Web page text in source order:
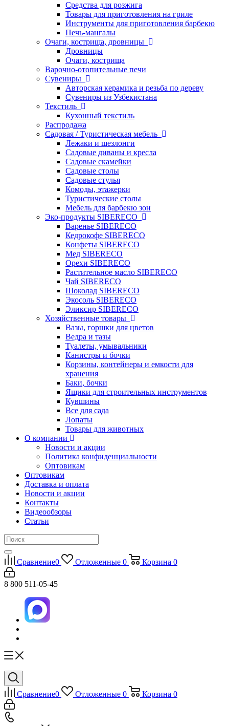
Средства для розжига
Товары для приготовления на гриле
Инструменты для приготовления барбекю
Печь-мангалы
Очаги, кострища, дровницы
Дровницы
Очаги, кострища
Варочно-отопительные печи
Сувениры
Авторская керамика и резьба по дереву
Сувениры из Узбекистана
Текстиль
Кухонный текстиль
Распродажа
Садовая / Туристическая мебель
Лежаки и шезлонги
Садовые диваны и кресла
Садовые скамейки
Садовые столы
Садовые стулья
Комоды, этажерки
Туристические столы
Мебель для барбекю зон
Эко-продукты SIBERECO
Варенье SIBERECO
Кедрокофе SIBERECO
Конфеты SIBERECO
Мед SIBERECO
Орехи SIBERECO
Растительное масло SIBERECO
Чай SIBERECO
Шоколад SIBERECO
Экосоль SIBERECO
Эликсир SIBERECO
Хозяйственные товары
Вазы, горшки для цветов
Ведра и тазы
Туалеты, умывальники
Канистры и бочки
Корзины, контейнеры и емкости для
хранения
Баки, бочки
Ящики для строительных инструментов
Кувшины
Все для сада
Лопаты
Товары для животных
О компании
Новости и акции
Политика конфиденциальности
Оптовикам
Оптовикам
Доставка и оплата
Новости и акции
Контакты
Видеообзоры
Статьи
Сравнение0 Отложенные 0 Корзина 0
8 800 511-05-45
Сравнение0 Отложенные 0 Корзина 0